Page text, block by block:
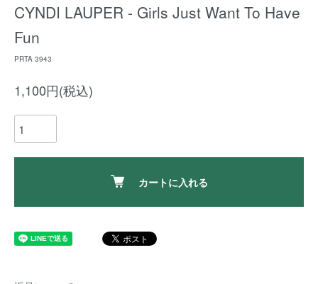
CYNDI LAUPER - Girls Just Want To Have
Fun
PRTA 3943
1,100円(税込)
カートに入れる